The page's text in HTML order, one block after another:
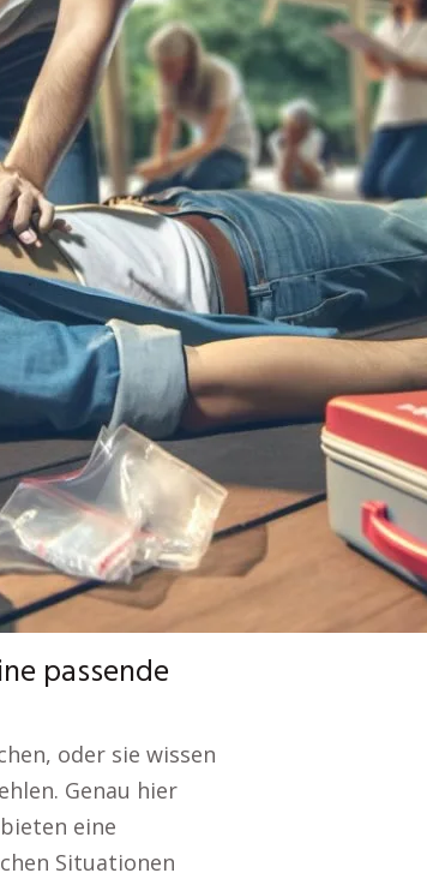
passende
oder sie wissen
Genau hier
eine
Situationen